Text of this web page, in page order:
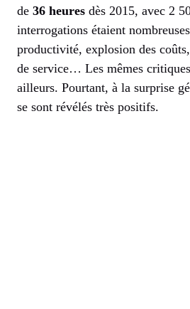
de 36 heures dès 2015, avec 2
interrogations étaient
productivité, explosion des
de service… Les mêmes
ailleurs. Pourtant, à la surprise
se sont révélés très positifs.